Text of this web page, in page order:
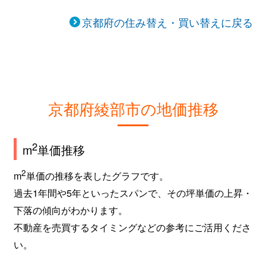
京都府の住み替え・買い替えに戻る
京都府綾部市の地価推移
m2単価推移
m2単価の推移を表したグラフです。
過去1年間や5年といったスパンで、その坪単価の上昇・
下落の傾向がわかります。
不動産を売買するタイミングなどの参考にご活用くださ
い。